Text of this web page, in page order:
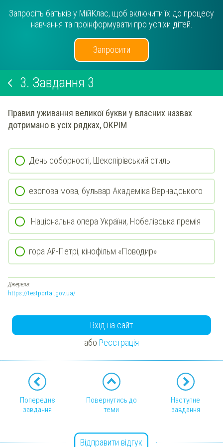
Запросіть батьків у МійКлас, щоб включити їх до процесу
навчання та проінформувати про успіхи дітей.
Запросити
3. Завдання 3
Правил уживання великої букви у власних назвах
дотримано в усіх рядках, ОКРІМ
День соборності, Шекспірівський стиль
езопова мова, бульвар Академіка Вернадського
Національна опера України, Нобелівська премія
гора Ай-Петрі, кінофільм «Поводир»
Джерела:
https://testportal.gov.ua/
Вхід на сайт
або Реєстрація
Попереднє
завдання
Повернутись до
теми
Наступне
завдання
Відправити відгук